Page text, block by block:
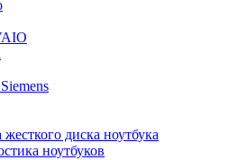
жесткого диска ноутбука
ноутбуков